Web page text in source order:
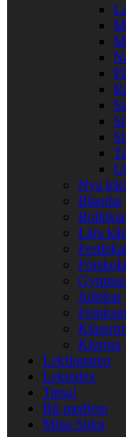
Nya
Blandat
Bollekar
Lära
Förskola
Jullekar
Kluriga
Lekfinnaren
Lekindex
Tipsa!
Bli medlem
Mina Sidor